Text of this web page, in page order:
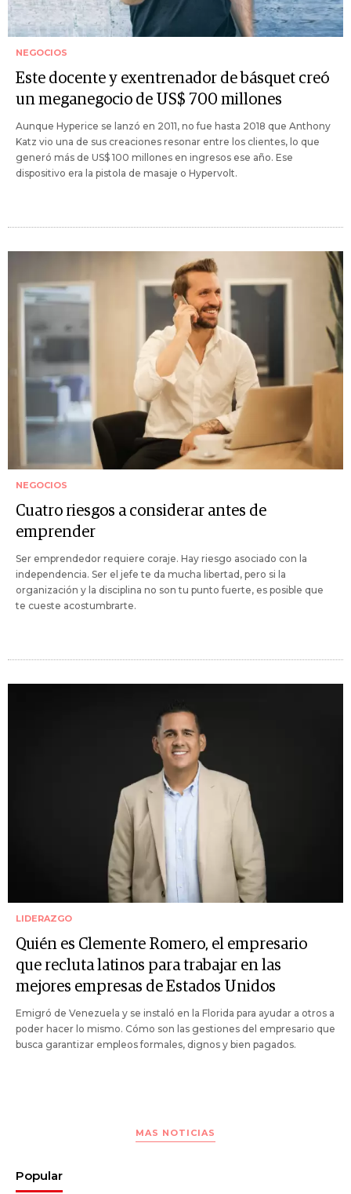
NEGOCIOS
Este docente y exentrenador de básquet creó
un meganegocio de US$ 700 millones
Aunque Hyperice se lanzó en 2011, no fue hasta 2018 que Anthony
Katz vio una de sus creaciones resonar entre los clientes, lo que
generó más de US$ 100 millones en ingresos ese año. Ese
dispositivo era la pistola de masaje o Hypervolt.
NEGOCIOS
Cuatro riesgos a considerar antes de
emprender
Ser emprendedor requiere coraje. Hay riesgo asociado con la
independencia. Ser el jefe te da mucha libertad, pero si la
organización y la disciplina no son tu punto fuerte, es posible que
te cueste acostumbrarte.
LIDERAZGO
Quién es Clemente Romero, el empresario
que recluta latinos para trabajar en las
mejores empresas de Estados Unidos
Emigró de Venezuela y se instaló en la Florida para ayudar a otros a
poder hacer lo mismo. Cómo son las gestiones del empresario que
busca garantizar empleos formales, dignos y bien pagados.
MAS NOTICIAS
Popular